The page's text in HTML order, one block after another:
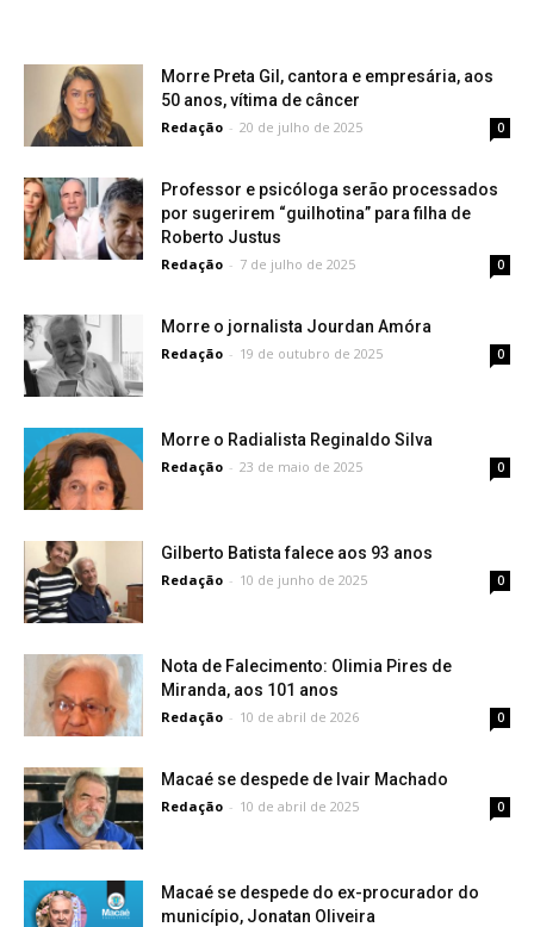
Morre Preta Gil, cantora e empresária, aos
50 anos, vítima de câncer
Redação - 20 de julho de 2025 0
Professor e psicóloga serão processados
por sugerirem “guilhotina” para filha de
Roberto Justus
Redação - 7 de julho de 2025 0
Morre o jornalista Jourdan Amóra
Redação - 19 de outubro de 2025 0
Morre o Radialista Reginaldo Silva
Redação - 23 de maio de 2025 0
Gilberto Batista falece aos 93 anos
Redação - 10 de junho de 2025 0
Nota de Falecimento: Olimia Pires de
Miranda, aos 101 anos
Redação - 10 de abril de 2026 0
Macaé se despede de Ivair Machado
Redação - 10 de abril de 2025 0
Macaé se despede do ex-procurador do
município, Jonatan Oliveira